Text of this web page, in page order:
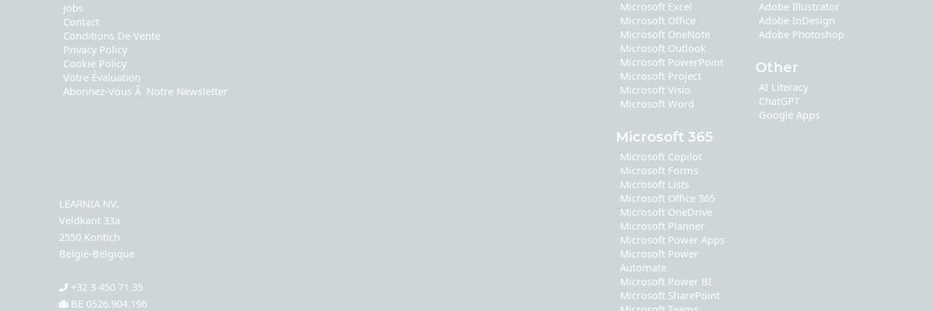
Jobs
Contact
Conditions De Vente
Privacy Policy
Cookie Policy
Votre Évaluation
Abonnez-Vous Ã Notre Newsletter
LEARNIA NV.
Veldkant 33a
2550 Kontich
België-Belgique
+32 3 450 71 35
BE 0526.904.196
Microsoft Excel
Microsoft Office
Microsoft OneNote
Microsoft Outlook
Microsoft PowerPoint
Microsoft Project
Microsoft Visio
Microsoft Word
Microsoft 365
Microsoft Copilot
Microsoft Forms
Microsoft Lists
Microsoft Office 365
Microsoft OneDrive
Microsoft Planner
Microsoft Power Apps
Microsoft Power
Automate
Microsoft Power BI
Microsoft SharePoint
Adobe Illustrator
Adobe InDesign
Adobe Photoshop
Other
AI Literacy
ChatGPT
Google Apps